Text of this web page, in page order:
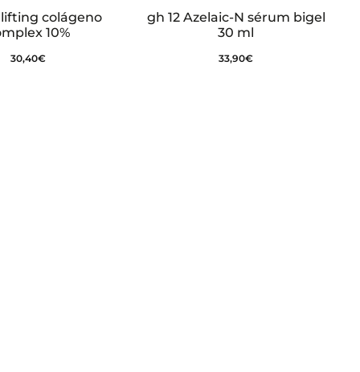
colágeno
10%
30,40€
gh 12 Azelaic-N sérum bigel
30 ml
33,90€